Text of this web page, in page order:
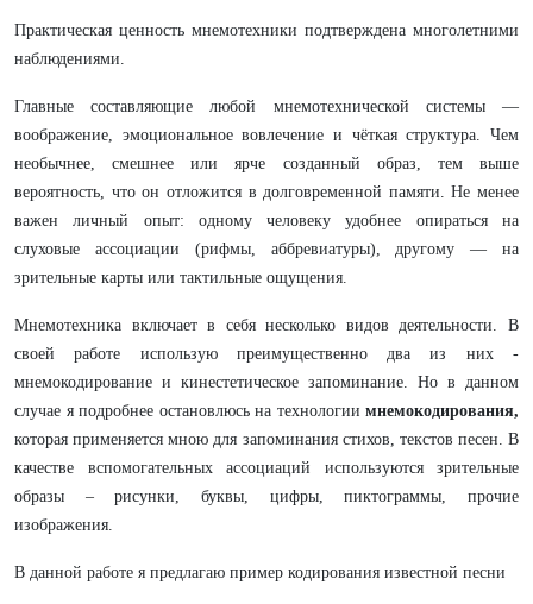
Практическая ценность мнемотехники подтверждена многолетними
наблюдениями.
Главные составляющие любой мнемотехнической системы —
воображение, эмоциональное вовлечение и чёткая структура. Чем
необычнее, смешнее или ярче созданный образ, тем выше
вероятность, что он отложится в долговременной памяти. Не менее
важен личный опыт: одному человеку удобнее опираться на
слуховые ассоциации (рифмы, аббревиатуры), другому — на
зрительные карты или тактильные ощущения.
Мнемотехника включает в себя несколько видов деятельности. В
своей работе использую преимущественно два из них -
мнемокодирование и кинестетическое запоминание. Но в данном
случае я подробнее остановлюсь на технологии мнемокодирования,
которая применяется мною для запоминания стихов, текстов песен. В
качестве вспомогательных ассоциаций используются зрительные
образы – рисунки, буквы, цифры, пиктограммы, прочие
изображения.
В данной работе я предлагаю пример кодирования известной песни